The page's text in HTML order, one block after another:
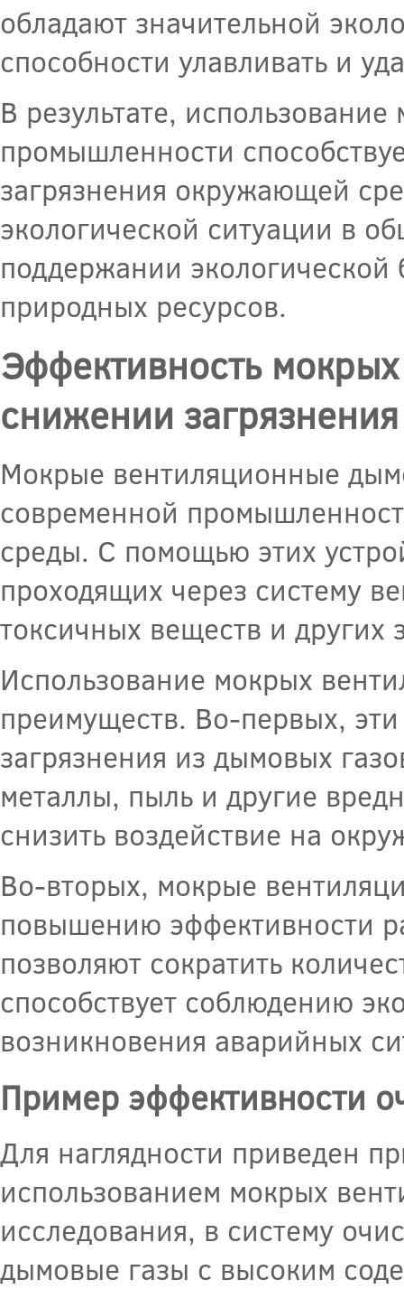
обладают значительной
способности улавливать и
В результате,
промышленности
загрязнения окружающей
экологической ситуации в
поддержании
природных ресурсов.
Эффективность
снижении
Мокрые вентиляционные
современной
среды. С помощью этих
проходящих через систему
токсичных веществ и других
Использование мокрых
преимуществ. Во-первых,
загрязнения из дымовых
металлы, пыль и другие
снизить воздействие на
Во-вторых, мокрые
повышению эффективности
позволяют сократить
способствует соблюдению
возникновения аварийных
Пример эффективности
Для наглядности приведен
использованием мокрых
исследования, в систему
дымовые газы с высоким